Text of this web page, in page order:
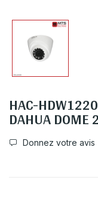
HAC-
DAHUA
Donnez votre avis